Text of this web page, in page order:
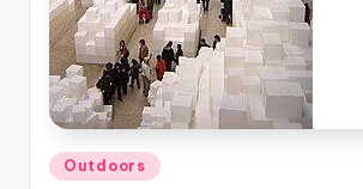
Posted
Outdoors